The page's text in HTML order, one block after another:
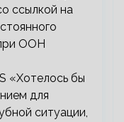
ссылкой на
ООН
«Хотелось бы
для
ситуации,